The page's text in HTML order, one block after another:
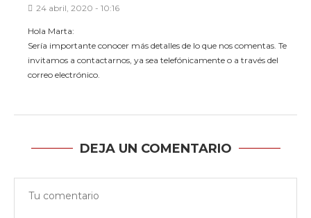
24 abril, 2020 - 10:16
Hola Marta:
Sería importante conocer más detalles de lo que nos comentas. Te
invitamos a contactarnos, ya sea telefónicamente o a través del
correo electrónico.
DEJA UN COMENTARIO